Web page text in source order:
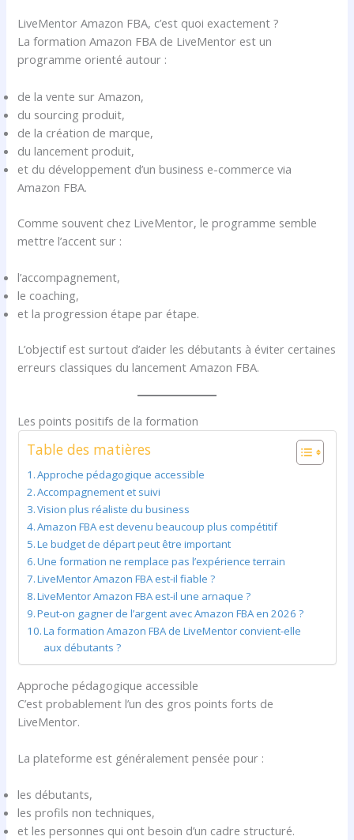
LiveMentor Amazon FBA, c’est quoi exactement ?
La formation Amazon FBA de LiveMentor est un
programme orienté autour :
de la vente sur Amazon,
du sourcing produit,
de la création de marque,
du lancement produit,
et du développement d’un business e-commerce via
Amazon FBA.
Comme souvent chez LiveMentor, le programme semble
mettre l’accent sur :
l’accompagnement,
le coaching,
et la progression étape par étape.
L’objectif est surtout d’aider les débutants à éviter certaines
erreurs classiques du lancement Amazon FBA.
Les points positifs de la formation
Table des matières
Approche pédagogique accessible
Accompagnement et suivi
Vision plus réaliste du business
Amazon FBA est devenu beaucoup plus compétitif
Le budget de départ peut être important
Une formation ne remplace pas l’expérience terrain
LiveMentor Amazon FBA est-il fiable ?
LiveMentor Amazon FBA est-il une arnaque ?
Peut-on gagner de l’argent avec Amazon FBA en 2026 ?
La formation Amazon FBA de LiveMentor convient-elle
aux débutants ?
Approche pédagogique accessible
C’est probablement l’un des gros points forts de
LiveMentor.
La plateforme est généralement pensée pour :
les débutants,
les profils non techniques,
et les personnes qui ont besoin d’un cadre structuré.